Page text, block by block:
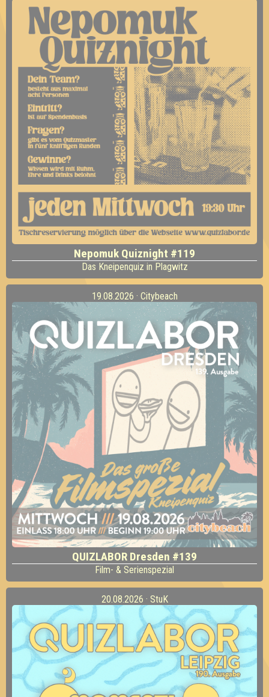
Nepomuk Quiznight #119
Das Kneipenquiz in Plagwitz
19.08.2026 · Citybeach
QUIZLABOR Dresden #139
Film- & Serienspezial
20.08.2026 · StuK